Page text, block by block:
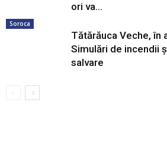
ori va...
Soroca
Tătărăuca Veche, în
Simulări de incendii
salvare